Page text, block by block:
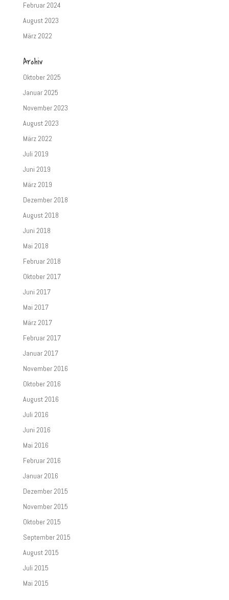
Februar 2024
August 2023
März 2022
Archiv
Oktober 2025
Januar 2025
November 2023
August 2023
März 2022
Juli 2019
Juni 2019
März 2019
Dezember 2018
August 2018
Juni 2018
Mai 2018
Februar 2018
Oktober 2017
Juni 2017
Mai 2017
März 2017
Februar 2017
Januar 2017
November 2016
Oktober 2016
August 2016
Juli 2016
Juni 2016
Mai 2016
Februar 2016
Januar 2016
Dezember 2015
November 2015
Oktober 2015
September 2015
August 2015
Juli 2015
Mai 2015